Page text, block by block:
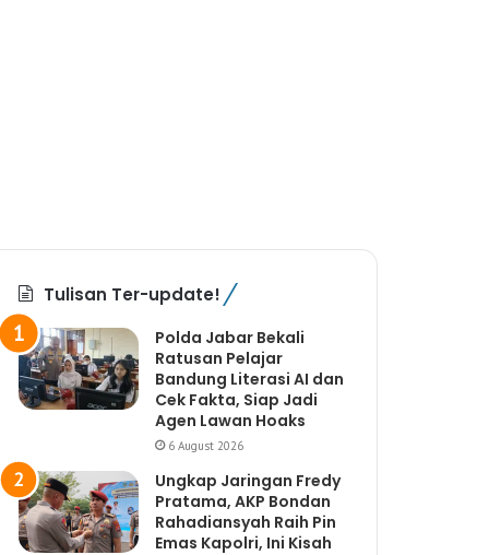
Tulisan Ter-update!
Polda Jabar Bekali
Ratusan Pelajar
Bandung Literasi AI dan
Cek Fakta, Siap Jadi
Agen Lawan Hoaks
6 August 2026
Ungkap Jaringan Fredy
Pratama, AKP Bondan
Rahadiansyah Raih Pin
Emas Kapolri, Ini Kisah